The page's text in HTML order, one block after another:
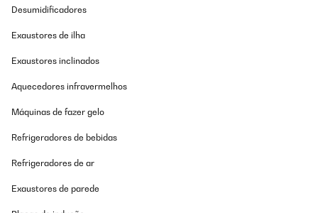
Desumidificadores
Exaustores de ilha
Exaustores inclinados
Aquecedores infravermelhos
Máquinas de fazer gelo
Refrigeradores de bebidas
Refrigeradores de ar
Exaustores de parede